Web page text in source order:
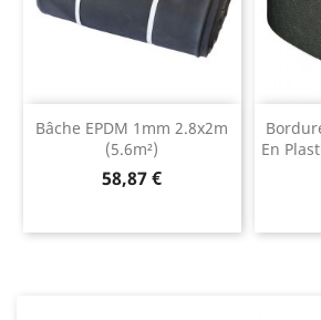
Bâche EPDM 1mm 2.8x2m
(5.6m²)
Prix
58,87 €
En